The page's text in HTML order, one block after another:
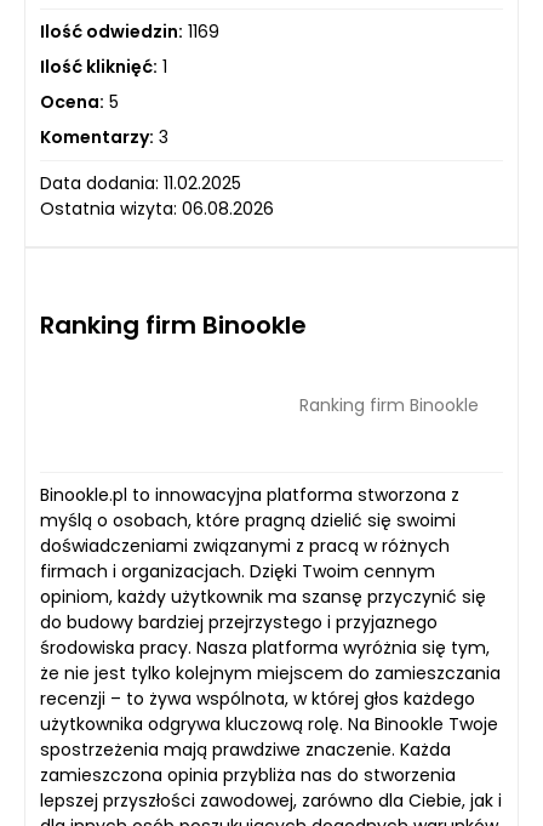
Ilość odwiedzin: 1169
Ilość kliknięć: 1
Ocena: 5
Komentarzy: 3
Data dodania: 11.02.2025
Ostatnia wizyta: 06.08.2026
Ranking firm Binookle
Ranking firm Binookle
Binookle.pl to innowacyjna platforma stworzona z
myślą o osobach, które pragną dzielić się swoimi
doświadczeniami związanymi z pracą w różnych
firmach i organizacjach. Dzięki Twoim cennym
opiniom, każdy użytkownik ma szansę przyczynić się
do budowy bardziej przejrzystego i przyjaznego
środowiska pracy. Nasza platforma wyróżnia się tym,
że nie jest tylko kolejnym miejscem do zamieszczania
recenzji – to żywa wspólnota, w której głos każdego
użytkownika odgrywa kluczową rolę. Na Binookle Twoje
spostrzeżenia mają prawdziwe znaczenie. Każda
zamieszczona opinia przybliża nas do stworzenia
lepszej przyszłości zawodowej, zarówno dla Ciebie, jak i